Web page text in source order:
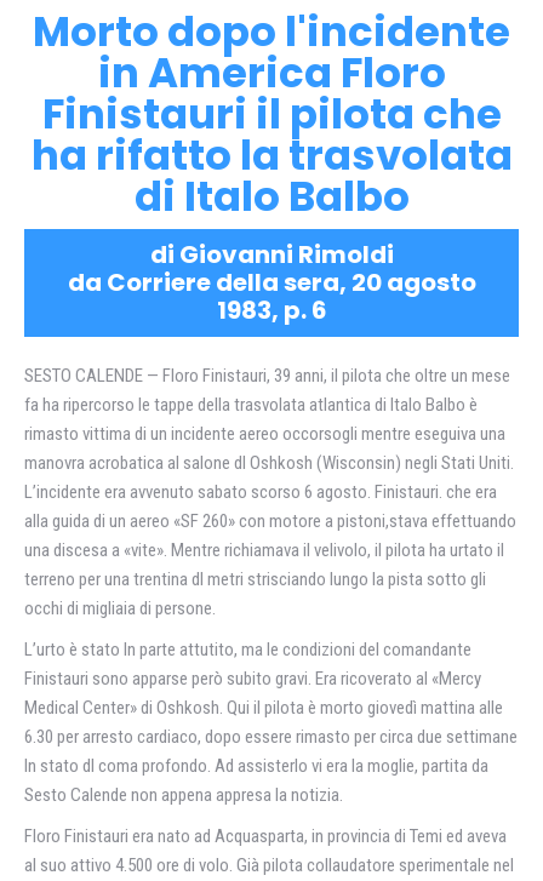
Morto dopo l'incidente
in America Floro
Finistauri il pilota che
ha rifatto la trasvolata
di Italo Balbo
di Giovanni Rimoldi
da Corriere della sera, 20 agosto
1983, p. 6
SESTO CALENDE — Floro Finistauri, 39 anni, il pilota che oltre un mese
fa ha ripercorso le tappe della trasvolata atlantica di Italo Balbo è
rimasto vittima di un incidente aereo occorsogli mentre eseguiva una
manovra acrobatica al salone dl Oshkosh (Wisconsin) negli Stati Uniti.
L’incidente era avvenuto sabato scorso 6 agosto. Finistauri. che era
alla guida di un aereo «SF 260» con motore a pistoni,stava effettuando
una discesa a «vite». Mentre richiamava il velivolo, il pilota ha urtato il
terreno per una trentina dl metri strisciando lungo la pista sotto gli
occhi di migliaia di persone.
L’urto è stato In parte attutito, ma le condizioni del comandante
Finistauri sono apparse però subito gravi. Era ricoverato al «Mercy
Medical Center» di Oshkosh. Qui il pilota è morto giovedì mattina alle
6.30 per arresto cardiaco, dopo essere rimasto per circa due settimane
In stato dl coma profondo. Ad assisterlo vi era la moglie, partita da
Sesto Calende non appena appresa la notizia.
Floro Finistauri era nato ad Acquasparta, in provincia di Temi ed aveva
al suo attivo 4.500 ore di volo. Già pilota collaudatore sperimentale nel